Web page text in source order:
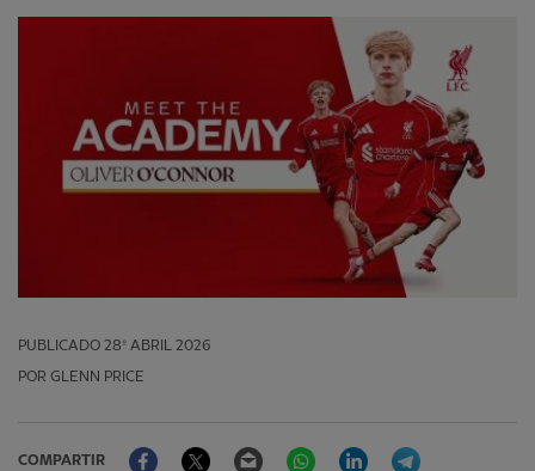
PUBLICADO 28º ABRIL 2026
POR GLENN PRICE
COMPARTIR
FacebookTwitter Email WhatsAppLinkedIn